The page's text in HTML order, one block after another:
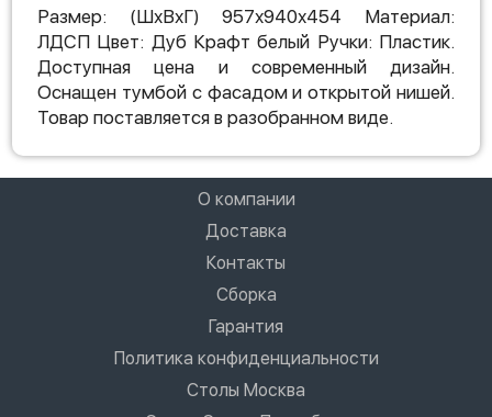
Размер: (ШхВхГ) 957х940х454 Материал:
ЛДСП Цвет: Дуб Крафт белый Ручки: Пластик.
Доступная цена и современный дизайн.
Оснащен тумбой с фасадом и открытой нишей.
Товар поставляется в разобранном виде.
О компании
Доставка
Контакты
Сборка
Гарантия
Политика конфиденциальности
Столы Москва